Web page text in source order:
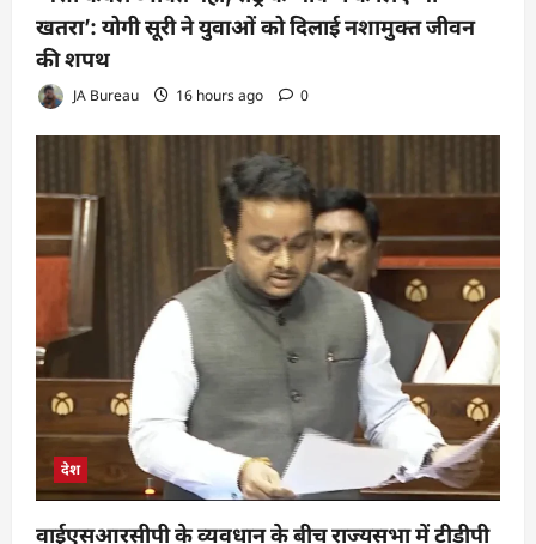
खतरा’: योगी सूरी ने युवाओं को दिलाई नशामुक्त जीवन
की शपथ
JA Bureau 16 hours ago 0
देश
वाईएसआरसीपी के व्यवधान के बीच राज्यसभा में टीडीपी